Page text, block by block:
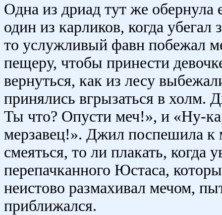
Одна из дриад тут же
один из карликов, когда
то услужливый фавн побежал
пещеру, чтобы принести
вернуться, как из лесу
принялись вгрызаться в холм.
Ты что? Опусти меч!», и «Ну-
мерзавец!». Джил поспешила к
смеяться, то ли плакать, когда
перепачканного Юстаса,
неистово размахивал мечом,
приближался.